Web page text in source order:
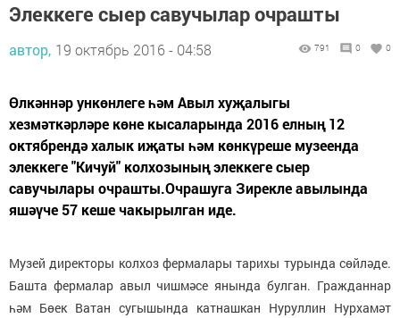
Элеккеге сыер савучылар очрашты
автор, 19 октябрь 2016 - 04:58 791 0 0
Өлкәннәр ункөнлеге һәм Авыл хуҗалыгы
хезмәткәрләре көне кысаларында 2016 елның 12
октябрендә халык иҗаты һәм көнкүреше музеенда
элеккеге "Кичуй" колхозының элеккеге сыер
савучылары очрашты.Очрашуга Зирекле авылында
яшәүче 57 кеше чакырылган иде.
Музей директоры колхоз фермалары тарихы турында сөйләде.
Башта фермалар авыл чишмәсе янында булган. Гражданнар
һәм Бөек Ватан сугышында катнашкан Нуруллин Нурхамәт